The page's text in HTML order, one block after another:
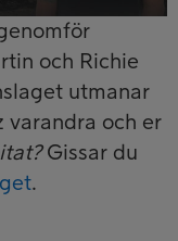
och Richie
utmanar
varandra och er
Gissar du
.